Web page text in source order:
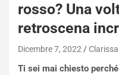
rosso? Una
retroscena
Dicembre 7, 2022 Clarissa
Ti sei mai chiesto